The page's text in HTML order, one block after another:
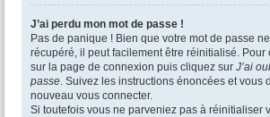
J’ai perdu mon mot de passe !
Pas de panique ! Bien que votre mot de passe
récupéré, il peut facilement être réinitialisé. Pour
sur la page de connexion puis cliquez sur J’ai
passe. Suivez les instructions énoncées et vous
nouveau vous connecter.
Si toutefois vous ne parveniez pas à réinitialiser